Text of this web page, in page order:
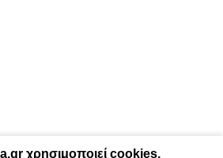
χρησιμοποιεί cookies.